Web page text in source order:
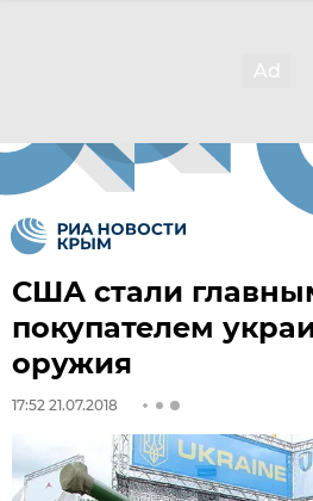
США стали
покупателем
оружия
17:52 21.07.2018